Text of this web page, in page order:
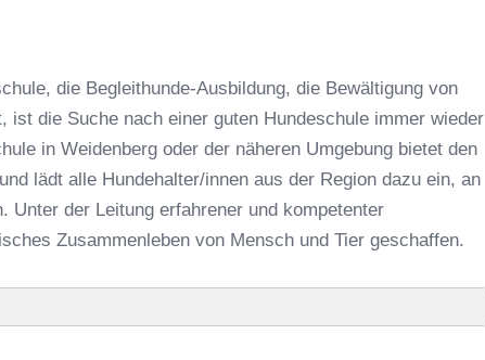
die Begleithunde-Ausbildung, die Bewältigung von
ist die Suche nach einer guten Hundeschule immer wieder
in Weidenberg oder der näheren Umgebung bietet den
lädt alle Hundehalter/innen aus der Region dazu ein, an
Unter der Leitung erfahrener und kompetenter
Zusammenleben von Mensch und Tier geschaffen.